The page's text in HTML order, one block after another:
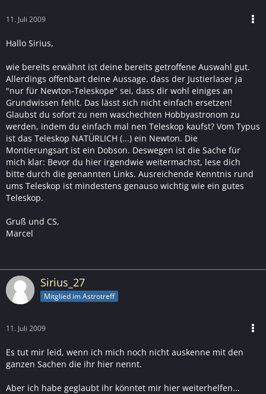
11. Juli 2009
Hallo Sirius,
wie bereits erwähnt ist deine bereits getroffene Auswahl gut.
Allerdings offenbart deine Aussage, dass der Justierlaser ja
"nur für Newton-Teleskope" sei, dass dir wohl einiges an
Grundwissen fehlt. Das lässt sich nicht einfach ersetzen!
Glaubst du sofort zu nem waschechten Hobbyastronom zu
werden, indem du einfach mal nen Teleskop kaufst? Vom Typus
ist das Teleskop NATÜRLICH (...) ein Newton. Die
Montierungsart ist ein Dobson. Deswegen ist die Sache für
mich klar: Bevor du hier irgendwie weitermachst, lese dich
bitte durch die genannten Links. Ausreichende Kenntnis rund
ums Teleskop ist mindestens genauso wichtig wie ein gutes
Teleskop.
Gruß und CS,
Marcel
Sirius_27
Mitglied im Astrotreff
11. Juli 2009
Es tut mir leid, wenn ich mich noch nicht auskenne mit den
ganzen Sachen die ihr hier nennt.
Aber ich habe geglaubt ihr könntet mir hier weiterhelfen...